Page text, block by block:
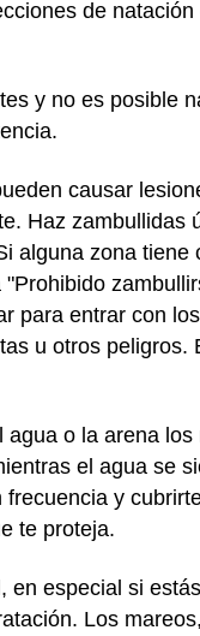
de
y no es posible
causar
Haz zambullidas
alguna zona
para entrar con
u otros
o la arena
el agua se
y
te proteja.
en especial si
Los